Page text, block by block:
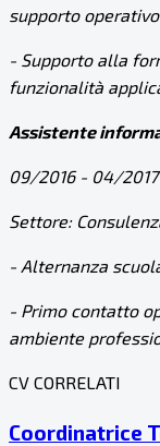
supporto operativo
- Supporto alla
funzionalità
Assistente
09/2016 - 04/2017
Settore:
- Alternanza
- Primo contatto
ambiente
CV CORRELATI
Coordinatrice